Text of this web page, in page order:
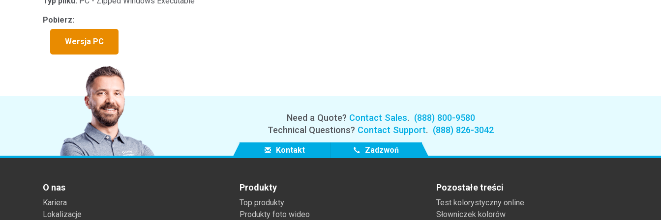
Pobierz:
Wersja PC
Need a Quote? Contact Sales. (888) 800-9580
Technical Questions? Contact Support. (888) 826-3042
Kontakt Zadzwoń
O nas
Kariera
Lokalizacje
Produkty
Top produkty
Produkty foto wideo
Pozostałe treści
Test kolorystyczny online
Słowniczek kolorów